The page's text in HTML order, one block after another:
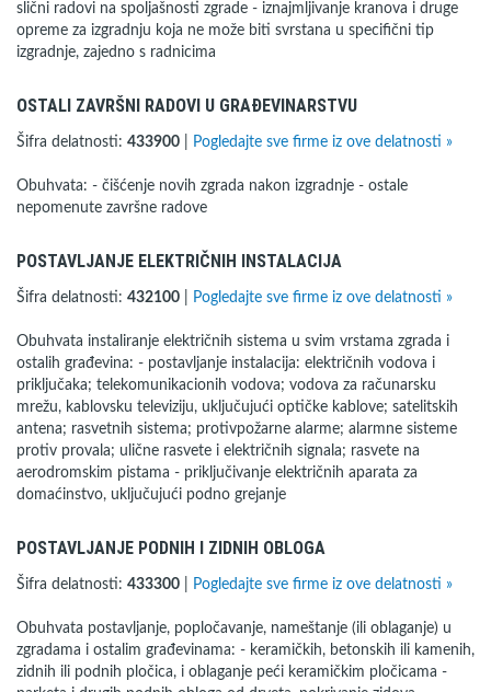
slični radovi na spoljašnosti zgrade - iznajmljivanje kranova i druge
opreme za izgradnju koja ne može biti svrstana u specifični tip
izgradnje, zajedno s radnicima
OSTALI ZAVRŠNI RADOVI U GRAĐEVINARSTVU
Šifra delatnosti: 433900 Pogledajte sve firme iz ove delatnosti »
Obuhvata: - čišćenje novih zgrada nakon izgradnje - ostale
nepomenute završne radove
POSTAVLJANJE ELEKTRIČNIH INSTALACIJA
Šifra delatnosti: 432100 Pogledajte sve firme iz ove delatnosti »
Obuhvata instaliranje električnih sistema u svim vrstama zgrada i
ostalih građevina: - postavljanje instalacija: električnih vodova i
priključaka; telekomunikacionih vodova; vodova za računarsku
mrežu, kablovsku televiziju, uključujući optičke kablove; satelitskih
antena; rasvetnih sistema; protivpožarne alarme; alarmne sisteme
protiv provala; ulične rasvete i električnih signala; rasvete na
aerodromskim pistama - priključivanje električnih aparata za
domaćinstvo, uključujući podno grejanje
POSTAVLJANJE PODNIH I ZIDNIH OBLOGA
Šifra delatnosti: 433300 Pogledajte sve firme iz ove delatnosti »
Obuhvata postavljanje, popločavanje, nameštanje (ili oblaganje) u
zgradama i ostalim građevinama: - keramičkih, betonskih ili kamenih,
zidnih ili podnih pločica, i oblaganje peći keramičkim pločicama -